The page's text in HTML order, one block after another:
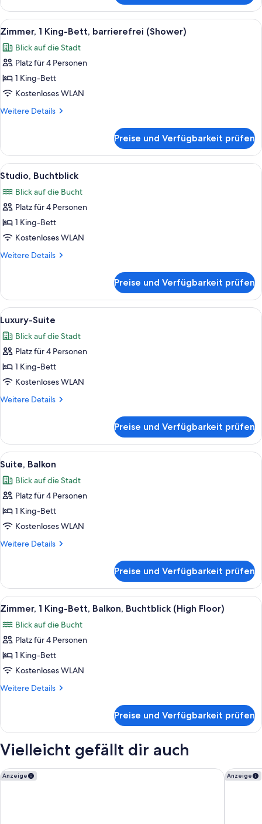
1 King-
Bett
(Ferry
Alle
Fotos
für
Zimmer,
1 King-
Bett,
barrierefrei
Ein Hotelkorridor mit einem
13
Zimmer, 1 King-Bett, barrierefrei (Shower)
Blick auf die Stadt
Platz für 4 Personen
1 King-Bett
Kostenloses WLAN
Weitere Details
Weitere
1 King-
Bett,
barrierefrei
Preise und Verfügbarkeit prüfen
Alle
Fotos
für
Studio,
Buchtblick
anzeigen
Ein modernes Hotelzimmer mit Sofa,
5
Studio, Buchtblick
Blick auf die Bucht
Platz für 4 Personen
1 King-Bett
Kostenloses WLAN
Weitere Details
Weitere
Buchtblick
Preise und Verfügbarkeit prüfen
Alle
Fotos
für
Luxury-
Suite
anzeigen
Ein modernes Hotelzimmer mit
12
Luxury-Suite
Blick auf die Stadt
Platz für 4 Personen
1 King-Bett
Kostenloses WLAN
Weitere Details
Weitere
Suite
Preise und Verfügbarkeit prüfen
Alle
Fotos
für
Suite,
Balkon
anzeigen
Ein moderner Schreibtisch mit
7
Suite, Balkon
Blick auf die Stadt
Platz für 4 Personen
1 King-Bett
Kostenloses WLAN
Weitere Details
Weitere
Balkon
Preise und Verfügbarkeit prüfen
Alle
Fotos
für
Zimmer,
1 King-
Bett,
Balkon,
Floor)
anzeigen
Ein modernes Hotelzimmer mit
22
Zimmer, 1 King-Bett, Balkon, Buchtblick (High Floor)
Blick auf die Bucht
Platz für 4 Personen
1 King-Bett
Kostenloses WLAN
Weitere Details
Weitere
1 King-
Balkon,
(High
Floor)
Preise und Verfügbarkeit prüfen
Vielleicht gefällt dir auch
Anzeige
Marriott Vacation Club®, San Francisco Anzeige